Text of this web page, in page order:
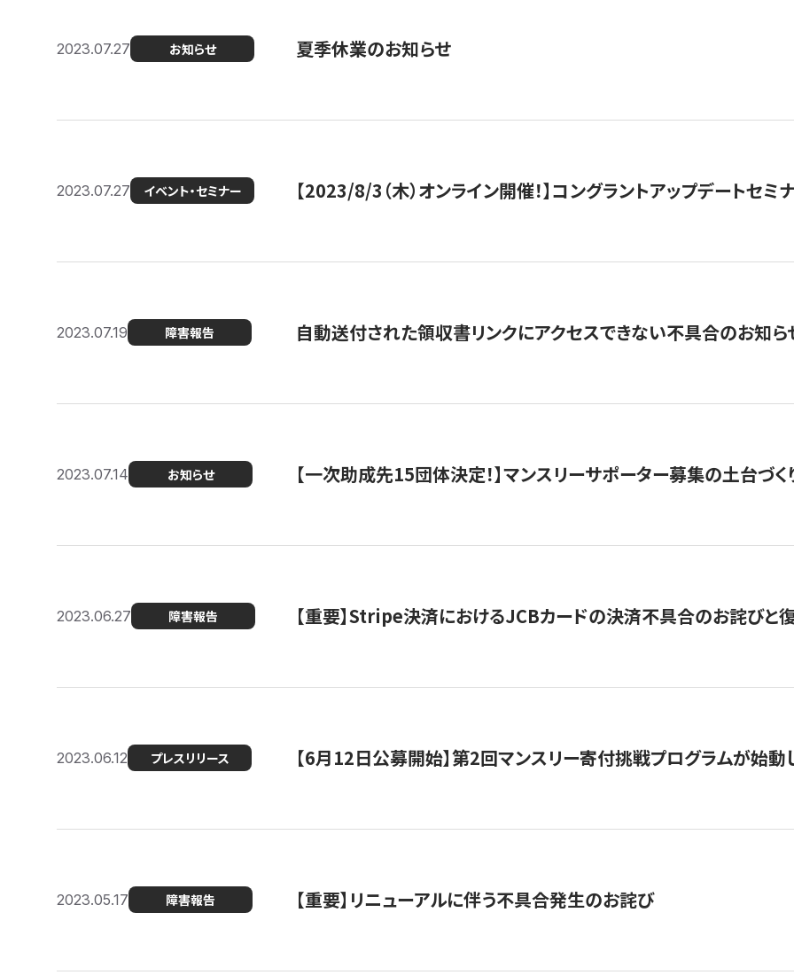
2023.07.27 お知らせ 夏季休業のお知らせ
2023.07.27 イベント・セミナー 【2023/8/3（木）オンライン開催！】コングラントアップデートセ
2023.07.19 障害報告 自動送付された領収書リンクにアクセスできない不具合のお知ら
2023.07.14 お知らせ 【一次助成先15団体決定！】マンスリーサポーター募集の土台づ
2023.06.27 障害報告 【重要】Stripe決済におけるJCBカードの決済不具合のお詫びと
2023.06.12 プレスリリース 【6月12日公募開始】第2回マンスリー寄付挑戦プログラムが始動
2023.05.17 障害報告 【重要】リニューアルに伴う不具合発生のお詫び